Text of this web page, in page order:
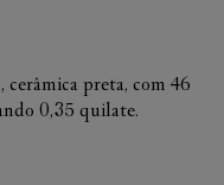
preta, com 46
0,35 quilate.